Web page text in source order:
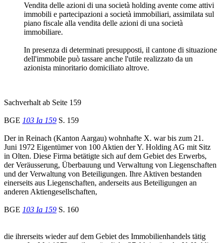
Vendita delle azioni di una società holding avente come attivi
immobili e partecipazioni a società immobiliari, assimilata sul
piano fiscale alla vendita delle azioni di una società
immobiliare.
In presenza di determinati presupposti, il cantone di situazione
dell'immobile può tassare anche l'utile realizzato da un
azionista minoritario domiciliato altrove.
Sachverhalt ab Seite 159
BGE 103 Ia 159 S. 159
Der in Reinach (Kanton Aargau) wohnhafte X. war bis zum 21.
Juni 1972 Eigentümer von 100 Aktien der Y. Holding AG mit Sitz
in Olten. Diese Firma betätigte sich auf dem Gebiet des Erwerbs,
der Veräusserung, Überbauung und Verwaltung von Liegenschaften
und der Verwaltung von Beteiligungen. Ihre Aktiven bestanden
einerseits aus Liegenschaften, anderseits aus Beteiligungen an
anderen Aktiengesellschaften,
BGE 103 Ia 159 S. 160
die ihrerseits wieder auf dem Gebiet des Immobilienhandels tätig